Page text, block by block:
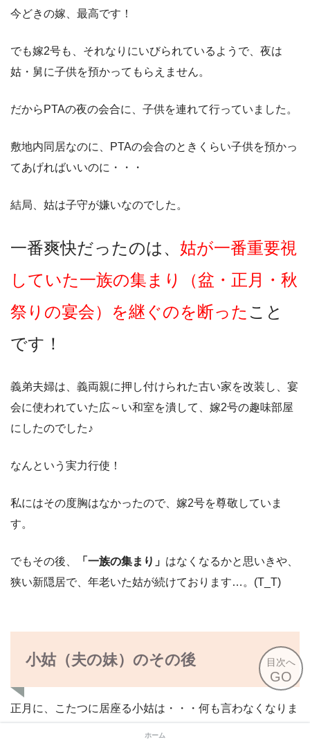
目次へ
GO
今どきの嫁、最高です！
でも嫁2号も、それなりにいびられているようで、夜は
姑・舅に子供を預かってもらえません。
だからPTAの夜の会合に、子供を連れて行っていました。
敷地内同居なのに、PTAの会合のときくらい子供を預かっ
てあげればいいのに・・・
結局、姑は子守が嫌いなのでした。
一番爽快だったのは、 姑が一番重要視
していた一族の集まり（盆・正月・秋
祭りの宴会）を継ぐのを断った こと
です！
義弟夫婦は、義両親に押し付けられた古い家を改装し、宴
会に使われていた広～い和室を潰して、嫁2号の趣味部屋
にしたのでした♪
なんという実力行使！
私にはその度胸はなかったので、嫁2号を尊敬していま
す。
でもその後、 「一族の集まり」 はなくなるかと思いきや、
狭い新隠居で、年老いた姑が続けております…。(T_T)
小姑（夫の妹）のその後
正月に、こたつに居座る小姑は・・・何も言わなくなりま
ホーム